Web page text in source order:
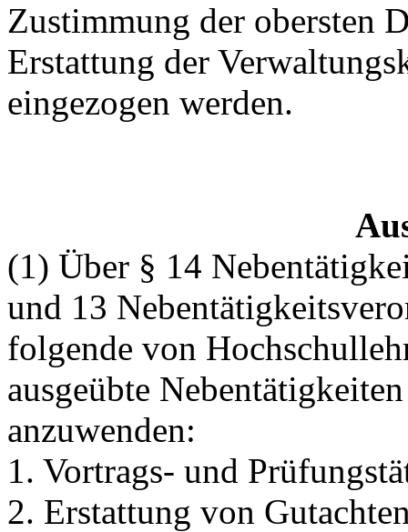
Zustimmung der obersten
Erstattung der
eingezogen werden.
(1) Über § 14
und 13
folgende von
ausgeübte
anzuwenden:
1. Vortrags- und
2. Erstattung von